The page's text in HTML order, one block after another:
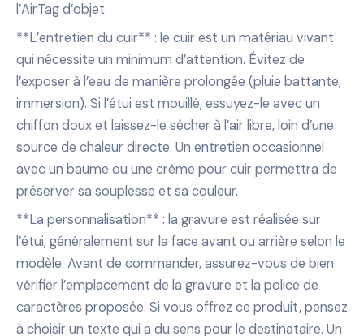
l’AirTag d’objet.
**L’entretien du cuir** : le cuir est un matériau vivant
qui nécessite un minimum d’attention. Évitez de
l’exposer à l’eau de manière prolongée (pluie battante,
immersion). Si l’étui est mouillé, essuyez-le avec un
chiffon doux et laissez-le sécher à l’air libre, loin d’une
source de chaleur directe. Un entretien occasionnel
avec un baume ou une crème pour cuir permettra de
préserver sa souplesse et sa couleur.
**La personnalisation** : la gravure est réalisée sur
l’étui, généralement sur la face avant ou arrière selon le
modèle. Avant de commander, assurez-vous de bien
vérifier l’emplacement de la gravure et la police de
caractères proposée. Si vous offrez ce produit, pensez
à choisir un texte qui a du sens pour le destinataire. Un